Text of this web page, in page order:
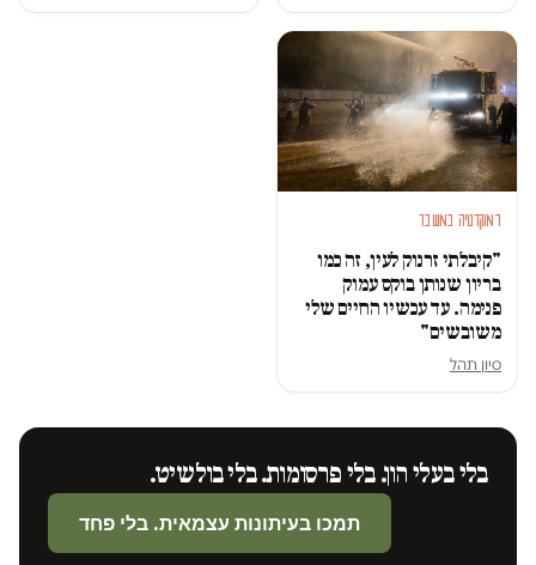
דמוקרטיה במשבר
"קיבלתי זרנוק לעין, זה כמו
בריון שנותן בוקס עמוק
פנימה. עד עכשיו החיים שלי
משובשים"
סיון תהל
בלי בעלי הון. בלי פרסומות. בלי בולשיט.
תמכו בעיתונות עצמאית. בלי פחד